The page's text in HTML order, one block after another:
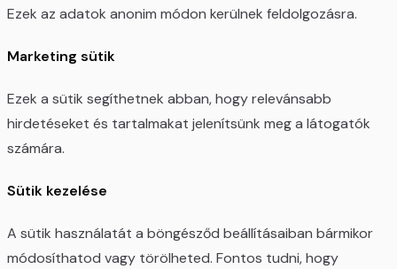
Ezek az adatok anonim módon kerülnek feldolgozásra.
Marketing sütik
Ezek a sütik segíthetnek abban, hogy relevánsabb
hirdetéseket és tartalmakat jelenítsünk meg a látogatók
számára.
Sütik kezelése
A sütik használatát a böngésződ beállításaiban bármikor
módosíthatod vagy törölheted. Fontos tudni, hogy